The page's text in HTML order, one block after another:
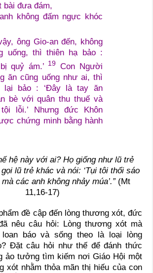
bài đưa đám,
không đấm ngực khóc
ông Gio-an đến, không
uống, thì thiên hạ bảo :
quỷ ám.’ 19 Con Người
ăn cũng uống như ai, thì
lại bảo : ‘Đây là tay ăn
bè với quân thu thuế và
lỗi.’ Nhưng đức Khôn
chứng minh bằng hành
hệ này với ai? Họ giống như lũ trẻ
lũ trẻ khác và nói: ‘Tụi tôi thổi sáo
các anh không nhảy múa’.”(Mt
11,16-17)
đề cập đến lòng thương xót, đức
nêu câu hỏi: Lòng thương xót mà
báo và sống theo là loại lòng
Đặt câu hỏi như thế để đánh thức
ảo tưởng tìm kiếm nơi Giáo Hội một
xót nhằm thỏa mãn thị hiếu của con